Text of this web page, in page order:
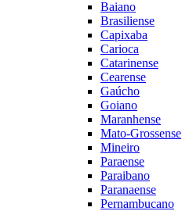
Baiano
Brasiliense
Capixaba
Carioca
Catarinense
Cearense
Gaúcho
Goiano
Maranhense
Mato-Grossense
Mineiro
Paraense
Paraibano
Paranaense
Pernambucano